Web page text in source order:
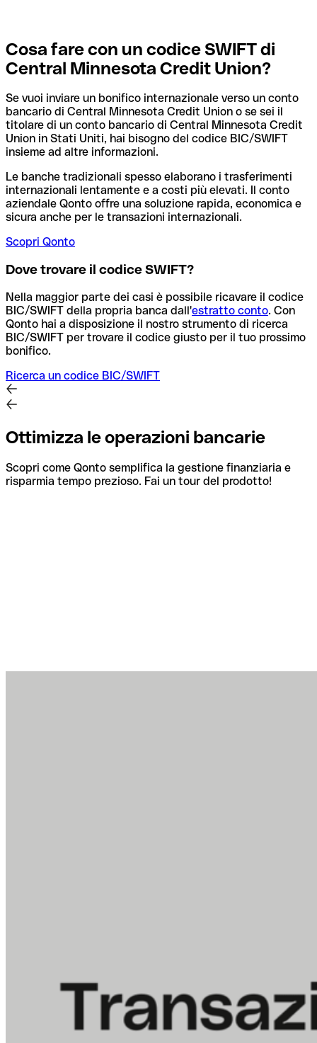
Cosa fare con un codice SWIFT di
Central Minnesota Credit Union?
Se vuoi inviare un bonifico internazionale verso un conto
bancario di Central Minnesota Credit Union o se sei il
titolare di un conto bancario di Central Minnesota Credit
Union in Stati Uniti, hai bisogno del codice BIC/SWIFT
insieme ad altre informazioni.
Le banche tradizionali spesso elaborano i trasferimenti
internazionali lentamente e a costi più elevati. Il conto
aziendale Qonto offre una soluzione rapida, economica e
sicura anche per le transazioni internazionali.
Scopri Qonto
Dove trovare il codice SWIFT?
Nella maggior parte dei casi è possibile ricavare il codice
BIC/SWIFT della propria banca dall'estratto conto. Con
Qonto hai a disposizione il nostro strumento di ricerca
BIC/SWIFT per trovare il codice giusto per il tuo prossimo
bonifico.
Ricerca un codice BIC/SWIFT
Ottimizza le operazioni bancarie
Scopri come Qonto semplifica la gestione finanziaria e
risparmia tempo prezioso. Fai un tour del prodotto!